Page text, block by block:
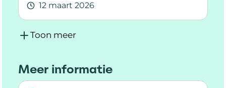
12 maart 2026
Lees meer over Waar zijn we als redactie nu
Toon meer
Meer informatie